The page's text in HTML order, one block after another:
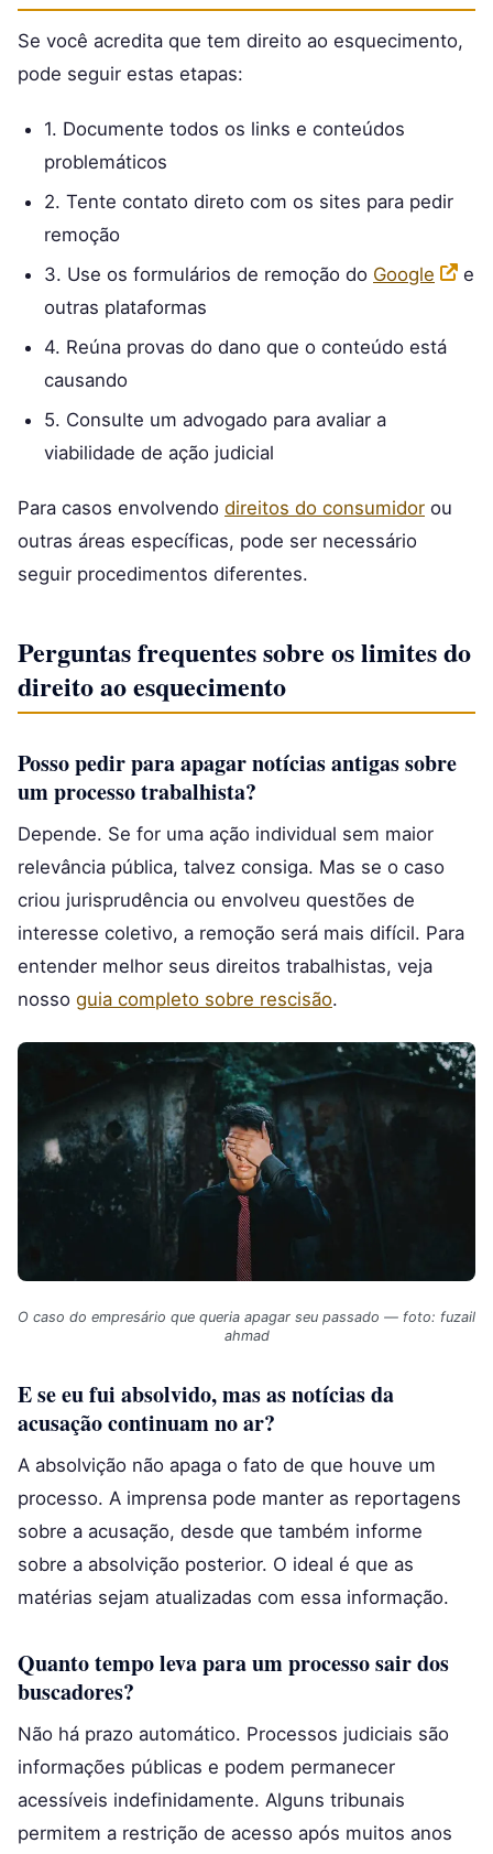
Se você acredita que tem direito ao esquecimento,
pode seguir estas etapas:
1. Documente todos os links e conteúdos
problemáticos
2. Tente contato direto com os sites para pedir
remoção
3. Use os formulários de remoção do Google
e
outras plataformas
4. Reúna provas do dano que o conteúdo está
causando
5. Consulte um advogado para avaliar a
viabilidade de ação judicial
Para casos envolvendo direitos do consumidor ou
outras áreas específicas, pode ser necessário
seguir procedimentos diferentes.
Perguntas frequentes sobre os limites do
direito ao esquecimento
Posso pedir para apagar notícias antigas sobre
um processo trabalhista?
Depende. Se for uma ação individual sem maior
relevância pública, talvez consiga. Mas se o caso
criou jurisprudência ou envolveu questões de
interesse coletivo, a remoção será mais difícil. Para
entender melhor seus direitos trabalhistas, veja
nosso guia completo sobre rescisão.
O caso do empresário que queria apagar seu passado — foto: fuzail
ahmad
E se eu fui absolvido, mas as notícias da
acusação continuam no ar?
A absolvição não apaga o fato de que houve um
processo. A imprensa pode manter as reportagens
sobre a acusação, desde que também informe
sobre a absolvição posterior. O ideal é que as
matérias sejam atualizadas com essa informação.
Quanto tempo leva para um processo sair dos
buscadores?
Não há prazo automático. Processos judiciais são
informações públicas e podem permanecer
acessíveis indefinidamente. Alguns tribunais
permitem a restrição de acesso após muitos anos